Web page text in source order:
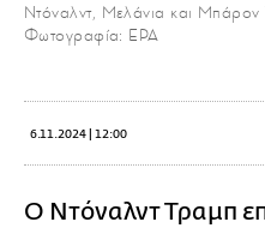
Ντόναλντ, Μελάνια και
Φωτογραφία: EPA
6.11.2024 | 12:00
Ο Ντόναλντ Τραμπ